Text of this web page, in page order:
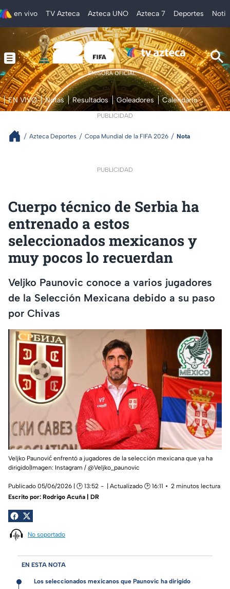
en vivo TV Azteca Azteca UNO Azteca 7 Deportes
EN VIVO Notas Resultados Goleadores Calendario
PUBLICIDAD
Azteca Deportes Copa Mundial de la FIFA 2026 Nota
PUBLICIDAD
Cuerpo técnico de Serbia ha
entrenado a estos
seleccionados mexicanos y
muy pocos lo recuerdan
Veljko Paunovic conoce a varios jugadores
de la Selección Mexicana debido a su paso
por Chivas
Veljko Paunović enfrentó a jugadores de la selección mexicana que ya ha
dirigido|Imagen: Instagram / @Veljko_paunovic
Publicado 05/06/2026 | 🕑 13:52 | Actualizado 🕑 16:11
2 minutos lectura
Escrito por: Rodrigo Acuña | DR
No soportado
EN ESTA NOTA
Los seleccionados mexicanos que Paunovic ha dirigido